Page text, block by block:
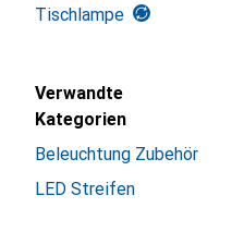
Tischlampe
Verwandte
Kategorien
Beleuchtung Zubehör
LED Streifen